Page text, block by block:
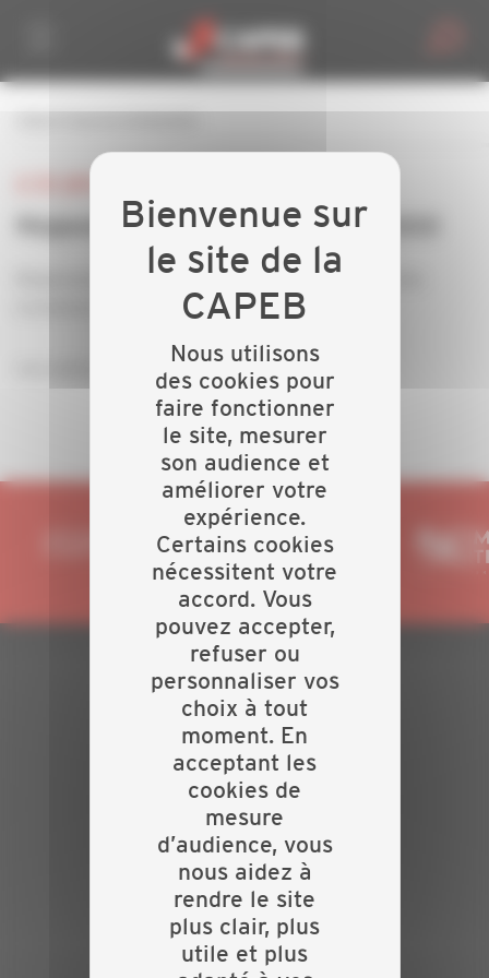
Réglementation gaz évolutions 2022
Réglementation gaz dans l’habitat : décryptage des
inscription auprès de votre CAPEB
PLAN DU SITE
Actualités
Evénements
Présentation
Nos batailles
Nos services
Contact
INFORMATIONS
Crédits
Mentions légales
Nous utilisons
des cookies pour
faire fonctionner
le site, mesurer
son audience et
améliorer votre
expérience.
Certains cookies
nécessitent votre
accord. Vous
pouvez accepter,
refuser ou
personnaliser vos
choix à tout
moment. En
acceptant les
cookies de
mesure
d’audience, vous
nous aidez à
rendre le site
plus clair, plus
utile et plus